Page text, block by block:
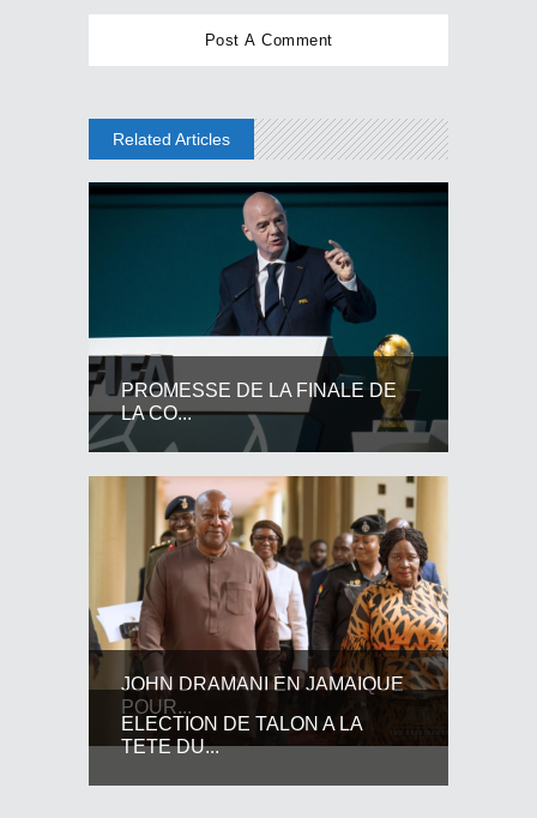
Related Articles
PROMESSE DE LA FINALE DE
LA CO...
JOHN DRAMANI EN JAMAIQUE
POUR...
ELECTION DE TALON A LA
TETE DU...